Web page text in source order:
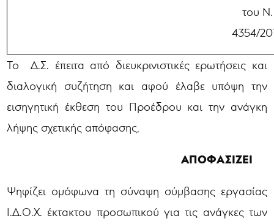
του Ν.
4354/
Το Δ.Σ. έπειτα από διευκρινιστικές ερωτήσεις και
διαλογική συζήτηση και αφού έλαβε υπόψη την
εισηγητική έκθεση του Προέδρου και την ανάγκη
λήψης σχετικής απόφασης,
ΑΠΟΦΑΣΙΖΕΙ
Ψηφίζει ομόφωνα τη σύναψη σύμβασης εργασίας
Ι.Δ.Ο.Χ. έκτακτου προσωπικού για τις ανάγκες των